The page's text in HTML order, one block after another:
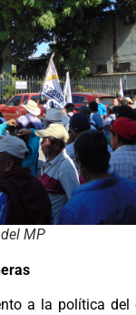
MP
a la política del